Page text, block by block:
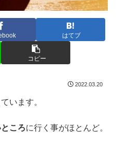
はてブ
コピー
2022.03.20
います。
ころに行く事がほとんど。